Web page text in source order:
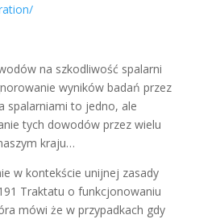
na szkodliwość spalarni
wyników badań przez
spalarniami to jedno, ale
tych dowodów przez wielu
kraju…
w kontekście unijnej zasady
Traktatu o funkcjonowaniu
mówi że w przypadkach gdy